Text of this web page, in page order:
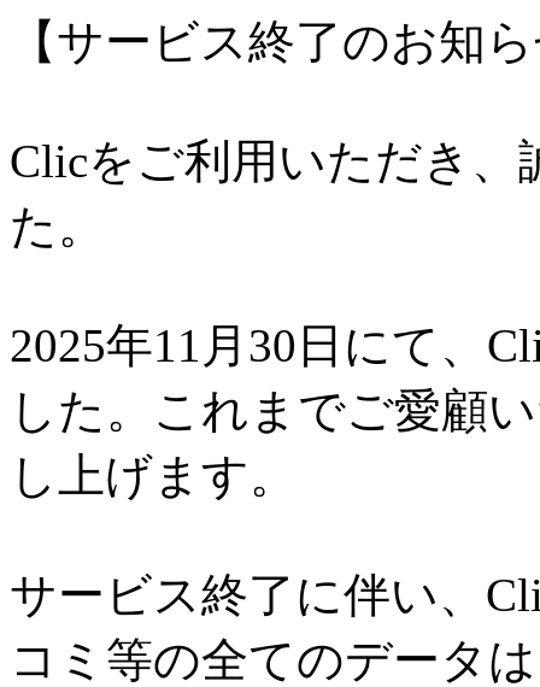
【サービス終了のお知
Clicをご利用いただき
た。
2025年11月30日にて、
した。これまでご愛顧
し上げます。
サービス終了に伴い、
コミ等の全てのデータ